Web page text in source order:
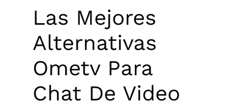
Las Mejores
Alternativas
Ometv Para
Chat De Video